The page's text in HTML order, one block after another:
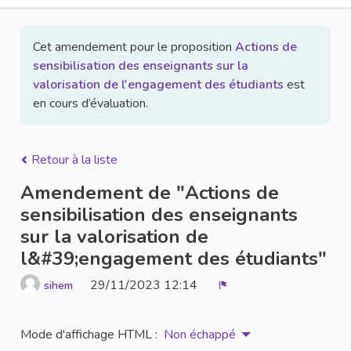
Cet amendement pour le proposition Actions de
sensibilisation des enseignants sur la
valorisation de l'engagement des étudiants est
en cours d’évaluation.
Retour à la liste
Amendement de "Actions de
sensibilisation des enseignants
sur la valorisation de
l&#39;engagement des étudiants"
sihem 29/11/2023 12:14
Mode d'affichage HTML : Non échappé